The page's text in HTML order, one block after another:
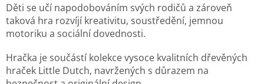
Děti se učí napodobováním svých rodičů a zároveň
taková hra rozvíjí kreativitu, soustředění, jemnou
motoriku a sociální dovednosti.
Hračka je součástí kolekce vysoce kvalitních dřevěných
hraček Little Dutch, navržených s důrazem na